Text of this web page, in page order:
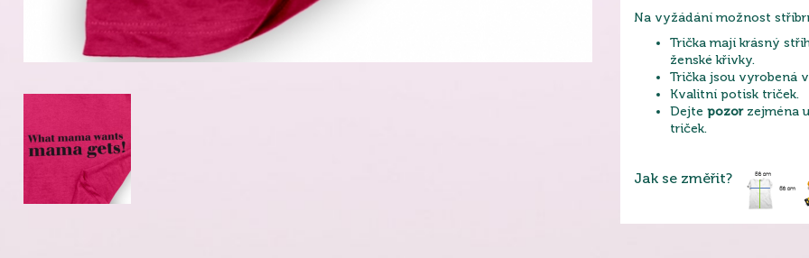
Na vyžádání možnost
Trička mají krásný
ženské křivky.
Trička jsou vyrobená
Kvalitní potisk triček.
Dejte pozorzejména
triček.
Jak se změřit?